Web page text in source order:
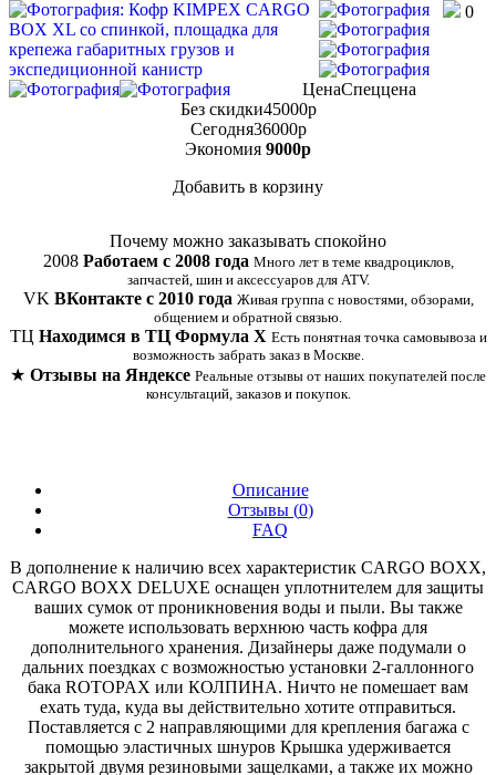
0
ЦенаСпеццена
Без скидки45000p
Сегодня36000p
Экономия 9000p
Добавить в корзину
Почему можно заказывать спокойно
2008 Работаем с 2008 года Много лет в теме квадроциклов,
запчастей, шин и аксессуаров для ATV.
VK ВКонтакте с 2010 года Живая группа с новостями, обзорами,
общением и обратной связью.
ТЦ Находимся в ТЦ Формула Х Есть понятная точка самовывоза и
возможность забрать заказ в Москве.
★ Отзывы на Яндексе Реальные отзывы от наших покупателей после
консультаций, заказов и покупок.
Описание
Отзывы (0)
FAQ
В дополнение к наличию всех характеристик CARGO BOXX,
CARGO BOXX DELUXE оснащен уплотнителем для защиты
ваших сумок от проникновения воды и пыли. Вы также
можете использовать верхнюю часть кофра для
дополнительного хранения. Дизайнеры даже подумали о
дальних поездках с возможностью установки 2-галлонного
бака ROTOPAX или КОЛПИНА. Ничто не помешает вам
ехать туда, куда вы действительно хотите отправиться.
Поставляется с 2 направляющими для крепления багажа с
помощью эластичных шнуров Крышка удерживается
закрытой двумя резиновыми защелками, а также их можно